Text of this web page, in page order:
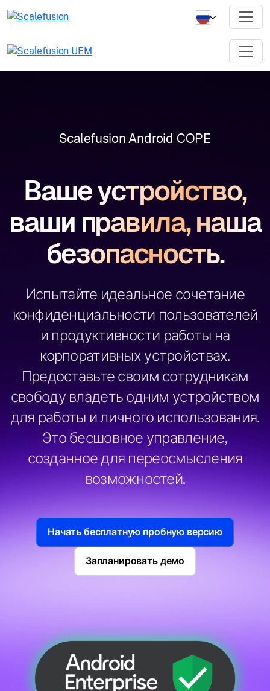
Scalefusion Android COPE
Ваше устройство,
ваши правила, наша
безопасность.
Испытайте идеальное сочетание
конфиденциальности пользователей
и продуктивности работы на
корпоративных устройствах.
Предоставьте своим сотрудникам
свободу владеть одним устройством
для работы и личного использования.
Это бесшовное управление,
созданное для переосмысления
возможностей.
Начать бесплатную пробную версию
Запланировать демо